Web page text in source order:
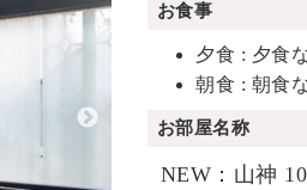
お食事
夕食 : 夕食
朝食 : 朝食
お部屋名称
NEW：山神